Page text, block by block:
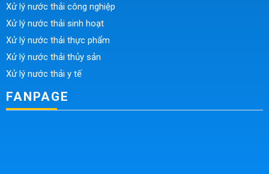
Xử lý nước thải công nghiệp
Xử lý nước thải sinh hoạt
Xử lý nước thải thực phẩm
Xử lý nước thải thủy sản
Xử lý nước thải y tế
FANPAGE